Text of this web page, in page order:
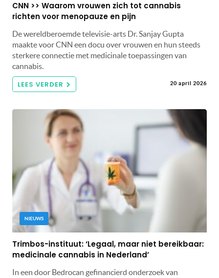
CNN >> Waarom vrouwen zich tot cannabis
richten voor menopauze en pijn
De wereldberoemde televisie-arts Dr. Sanjay Gupta
maakte voor CNN een docu over vrouwen en hun steeds
sterkere connectie met medicinale toepassingen van
cannabis.
LEES VERDER 20 april 2026
NIEUWS
Trimbos-instituut: ‘Legaal, maar niet bereikbaar:
medicinale cannabis in Nederland’
In een door Bedrocan gefinancierd onderzoek van